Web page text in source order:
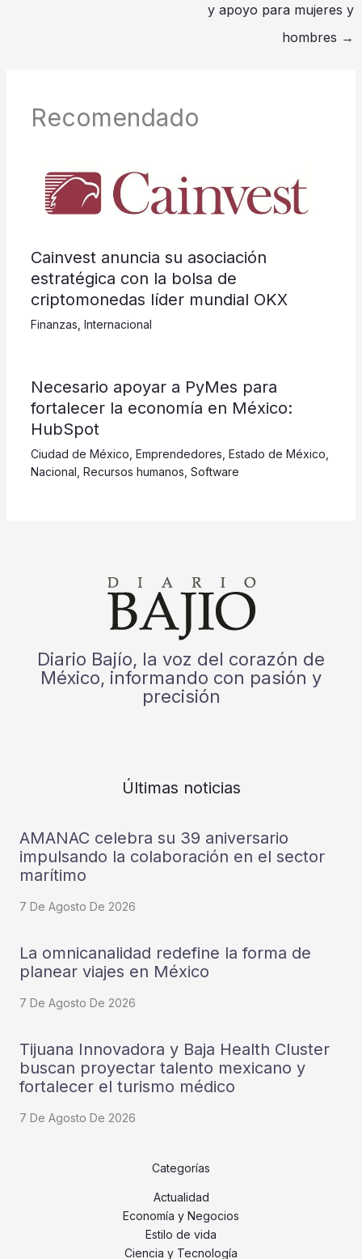
y apoyo para mujeres y
hombres →
Recomendado
Cainvest anuncia su asociación
estratégica con la bolsa de
criptomonedas líder mundial OKX
Finanzas Internacional
​​​​​Necesario apoyar a PyMes para
fortalecer la economía en México:
HubSpot
Ciudad de México Emprendedores Estado de México
Nacional Recursos humanos Software
Diario Bajío, la voz del corazón de
México, informando con pasión y
precisión
Últimas noticias
AMANAC celebra su 39 aniversario
impulsando la colaboración en el sector
marítimo
7 De Agosto De 2026
La omnicanalidad redefine la forma de
planear viajes en México
7 De Agosto De 2026
Tijuana Innovadora y Baja Health Cluster
buscan proyectar talento mexicano y
fortalecer el turismo médico
7 De Agosto De 2026
Categorías
Actualidad
Economía y Negocios
Estilo de vida
Ciencia y Tecnología